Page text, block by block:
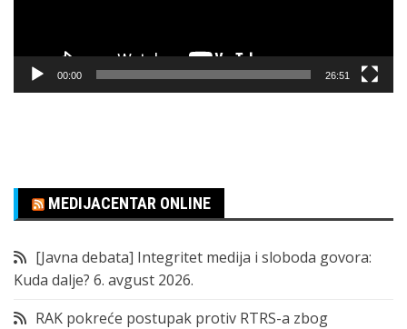
00:00 26:51
MEDIJACENTAR ONLINE
[Javna debata] Integritet medija i sloboda govora:
Kuda dalje? 6. avgust 2026.
RAK pokreće postupak protiv RTRS-a zbog